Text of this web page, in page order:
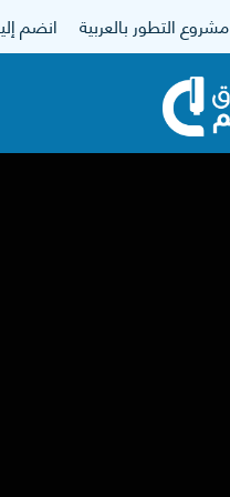
مشروع التطور بالعربية انضم